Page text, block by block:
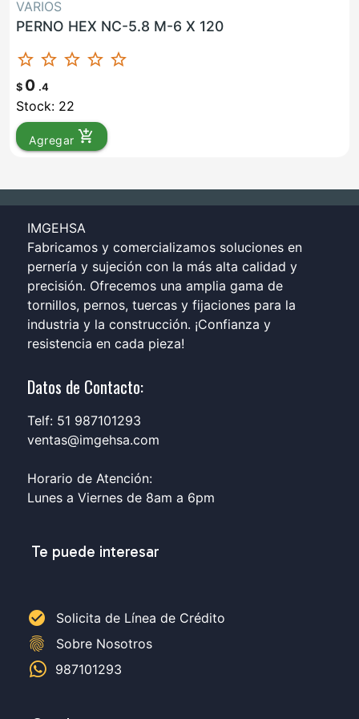
VARIOS
PERNO HEX NC-5.8 M-6 X 120
star_border star_border star_border star_border star_border
$ 0 .4
Stock: 22
Agregar add_shopping_cart
IMGEHSA
Fabricamos y comercializamos soluciones en
pernería y sujeción con la más alta calidad y
precisión. Ofrecemos una amplia gama de
tornillos, pernos, tuercas y fijaciones para la
industria y la construcción. ¡Confianza y
resistencia en cada pieza!
Datos de Contacto:
Telf: 51 987101293
ventas@imgehsa.com
Horario de Atención:
Lunes a Viernes de 8am a 6pm
Te puede interesar
check_circle Solicita de Línea de Crédito
fingerprint
Sobre Nosotros
987101293